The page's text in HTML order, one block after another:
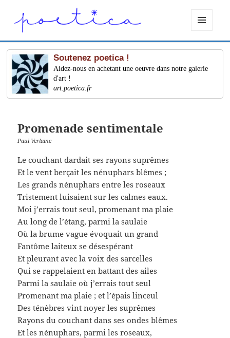
ET
WIDGETS
Soutenez poetica !
Aidez-nous en achetant une oeuvre dans notre galerie
d'art !
art.poetica.fr
Promenade sentimentale
Paul Verlaine
Le couchant dardait ses rayons suprêmes
Et le vent berçait les nénuphars blêmes ;
Les grands nénuphars entre les roseaux
Tristement luisaient sur les calmes eaux.
Moi j’errais tout seul, promenant ma plaie
Au long de l’étang, parmi la saulaie
Où la brume vague évoquait un grand
Fantôme laiteux se désespérant
Et pleurant avec la voix des sarcelles
Qui se rappelaient en battant des ailes
Parmi la saulaie où j’errais tout seul
Promenant ma plaie ; et l’épais linceul
Des ténèbres vint noyer les suprêmes
Rayons du couchant dans ses ondes blêmes
Et les nénuphars, parmi les roseaux,